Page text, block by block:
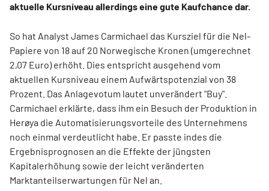
aktuelle Kursniveau allerdings eine gute Kaufchance dar.
So hat Analyst James Carmichael das Kursziel für die Nel-
Papiere von 18 auf 20 Norwegische Kronen (umgerechnet
2,07 Euro) erhöht. Dies entspricht ausgehend vom
aktuellen Kursniveau einem Aufwärtspotenzial von 38
Prozent. Das Anlagevotum lautet unverändert "Buy".
Carmichael erklärte, dass ihm ein Besuch der Produktion in
Herøya die Automatisierungsvorteile des Unternehmens
noch einmal verdeutlicht habe. Er passte indes die
Ergebnisprognosen an die Effekte der jüngsten
Kapitalerhöhung sowie der leicht veränderten
Marktanteilserwartungen für Nel an.